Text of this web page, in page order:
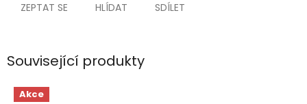
ZEPTAT SE HLÍDAT SDÍLET
Související produkty
Akce